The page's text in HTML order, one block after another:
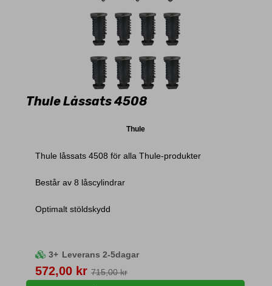
Thule Låssats 4508
Thule
Thule låssats 4508 för alla Thule-produkter
Består av 8 låscylindrar
Optimalt stöldskydd
3+ Leverans 2-5dagar
Pris
572,00 kr 715,00 kr